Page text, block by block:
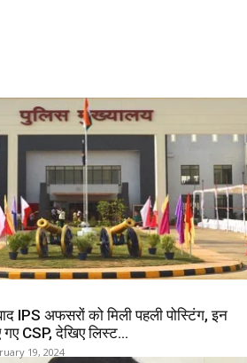
IPS अफसरों को मिली पहली पोस्टिंग, इन
गए CSP, देखिए लिस्ट…
19, 2024